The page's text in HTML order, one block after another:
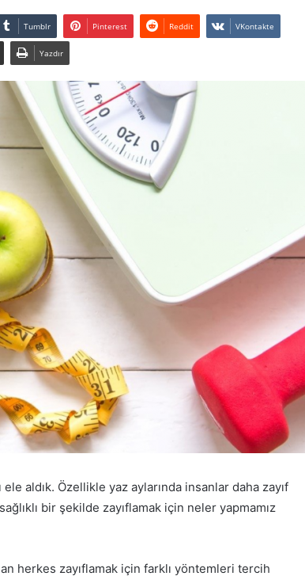
Tumblr Pinterest Reddit VKontakte
Yazdır
aldık. Özellikle yaz aylarında insanlar daha zayıf
bir şekilde zayıflamak için neler yapmamız
herkes zayıflamak için farklı yöntemleri tercih